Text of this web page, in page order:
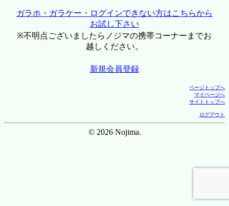
ガラホ・ガラケー・ログインできない方はこちらから
お試し下さい
※不明点ございましたらノジマの携帯コーナーまでお
越しください。
新規会員登録
ページトップへ
マイページへ
サイトトップへ
ログアウト
© 2026 Nojima.